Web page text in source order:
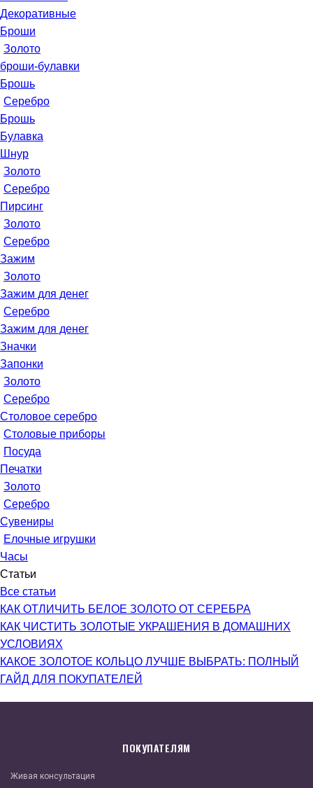
Декоративные
Броши
Золото
броши-булавки
Брошь
Серебро
Брошь
Булавка
Шнур
Золото
Серебро
Пирсинг
Золото
Серебро
Зажим
Золото
Зажим для денег
Серебро
Зажим для денег
Значки
Запонки
Золото
Серебро
Столовое серебро
Столовые приборы
Посуда
Печатки
Золото
Серебро
Сувениры
Елочные игрушки
Часы
Статьи
Все статьи
КАК ОТЛИЧИТЬ БЕЛОЕ ЗОЛОТО ОТ СЕРЕБРА
КАК ЧИСТИТЬ ЗОЛОТЫЕ УКРАШЕНИЯ В ДОМАШНИХ
УСЛОВИЯХ
КАКОЕ ЗОЛОТОЕ КОЛЬЦО ЛУЧШЕ ВЫБРАТЬ: ПОЛНЫЙ
ГАЙД ДЛЯ ПОКУПАТЕЛЕЙ
ПОКУПАТЕЛЯМ
Живая консультация